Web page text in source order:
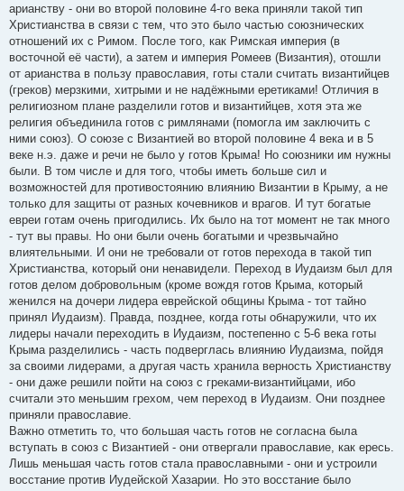
арианству - они во второй половине 4-го века приняли такой тип
Христианства в связи с тем, что это было частью союзнических
отношений их с Римом. После того, как Римская империя (в
восточной её части), а затем и империя Ромеев (Византия), отошли
от арианства в пользу православия, готы стали считать византийцев
(греков) мерзкими, хитрыми и не надёжными еретиками! Отличия в
религиозном плане разделили готов и византийцев, хотя эта же
религия объединила готов с римлянами (помогла им заключить с
ними союз). О союзе с Византией во второй половине 4 века и в 5
веке н.э. даже и речи не было у готов Крыма! Но союзники им нужны
были. В том числе и для того, чтобы иметь больше сил и
возможностей для противостоянию влиянию Византии в Крыму, а не
только для защиты от разных кочевников и врагов. И тут богатые
евреи готам очень пригодились. Их было на тот момент не так много
- тут вы правы. Но они были очень богатыми и чрезвычайно
влиятельными. И они не требовали от готов перехода в такой тип
Христианства, который они ненавидели. Переход в Иудаизм был для
готов делом добровольным (кроме вождя готов Крыма, который
женился на дочери лидера еврейской общины Крыма - тот тайно
принял Иудаизм). Правда, позднее, когда готы обнаружили, что их
лидеры начали переходить в Иудаизм, постепенно с 5-6 века готы
Крыма разделились - часть подверглась влиянию Иудаизма, пойдя
за своими лидерами, а другая часть хранила верность Христианству
- они даже решили пойти на союз с греками-византийцами, ибо
считали это меньшим грехом, чем переход в Иудаизм. Они позднее
приняли православие.
Важно отметить то, что большая часть готов не согласна была
вступать в союз с Византией - они отвергали православие, как ересь.
Лишь меньшая часть готов стала православными - они и устроили
восстание против Иудейской Хазарии. Но это восстание было